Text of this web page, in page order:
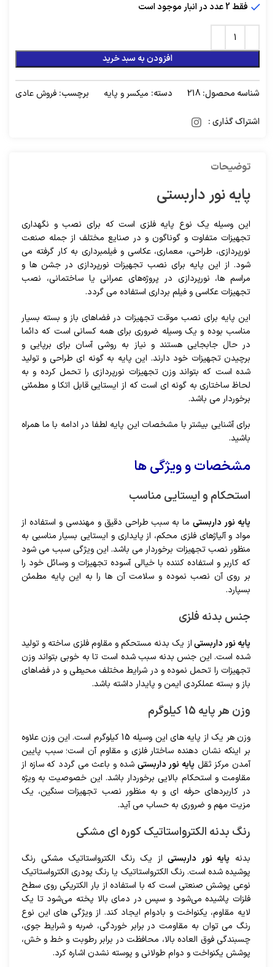
فقط 2 عدد در انبار موجود است
افزودن به سبد خرید
شناسه محصول: 218 دسته: میکسر و پایه برچسب: فروش عادی
اشتراک گذاری :
توضیحات
پایه نور داربستی
این وسیله یک نوع پایه فلزی است که برای نصب و نگهداری
تجهیزات متفاوت و گوناگون و در صنایع مختلف از جمله صنعت
نورپردازی، طراحی، معماری، عکاسی و فیلمبرداری به کار گرفته می
شود. از این پایه برای نصب تجهیزات نورپردازی در جشن ها و
مراسم ها، نورپردازی در پروژه‌های عمرانی یا ساختمانی، نصب
تجهیزات عکاسی و فیلم برداری استفاده می گردد.
این پایه برای نصب موقت تجهیزات در فضاهای باز و بسته بسیار
مناسب بوده و یک وسیله ضروری برای همه کسانی است که دائما
در حال جابجایی هستند و نیاز به روشی آسان برای برپایی و
برچیدن تجهیزات خود دارند. این پایه به گونه ای طراحی و تولید
شده است که بتواند وزن تجهیزات نورپردازی را تحمل کرده و به
لحاظ ساختاری به گونه ای است که از ایستایی قابل اتکا و مطمئنی
برخوردار می باشد.
برای آشنایی بیشتر با مشخصات این پایه لطفا در ادامه با ما همراه
باشید.
مشخصات و ویژگی ها
استحکام و ایستایی مناسب
پایه نور داربستیما به سبب طراحی دقیق و مهندسی و استفاده از
مواد و آلیاژهای فلزی محکم، از پایداری و ایستایی بسیار مناسبی به
منظور نصب تجهیزات برخوردار می باشد. این ویژگی سبب می شود
که کاربر و استفاده کننده با خیالی آسوده تجهیزات و وسائل خود را
بر روی آن نصب نموده و سلامت آن ها را به این پایه مطمئن
بسپارد.
جنس بدنه فلزی
پایه نور داربستیاز یک بدنه مستحکم و مقاوم فلزی ساخته و تولید
شده است. این جنس بدنه سبب شده است تا به خوبی بتواند وزن
تجهیزات را تحمل نموده و در شرایط مختلف محیطی و در فضاهای
باز و بسته عملکردی ایمن و پایدار داشته باشد.
وزن هر پایه 15 کیلوگرم
وزن هر یک از پایه های این وسیله 15 کیلوگرم است. این وزن علاوه
بر اینکه نشان دهنده ساختار فلزی و مقاوم آن است؛ سبب پایین
آمدن مرکز ثقل پایه نور داربستی شده و باعث می گردد که سازه از
مقاومت و استحکام بالایی برخوردار باشد. این خصوصیت به ویژه
در کاربردهای حرفه ای و به منظور نصب تجهیزات سنگین، یک
مزیت مهم و ضروری به حساب می آید.
رنگ بدنه الکترواستاتیک کوره ای مشکی
بدنه پایه نور داربستیاز یک رنگ الکترواستاتیک مشکی رنگ
پوشیده شده است. رنگ الکترواستاتیک یا رنگ پودری الکترواستاتیک
نوعی پوشش صنعتی است که با استفاده از بار الکتریکی روی سطح
فلزات پاشیده می‌شود و سپس در دمای بالا پخته می‌شود تا یک
لایه مقاوم، یکنواخت و بادوام ایجاد کند. از ویژگی های این نوع
رنگ می توان به مقاومت در برابر خوردگی، ضربه و شرایط جوی،
چسبندگی فوق العاده بالا، محافظت در برابر رطوبت و خط ‌و خش،
پوشش یکنواخت و دوام طولانی و پوسته نشدن اشاره کرد.